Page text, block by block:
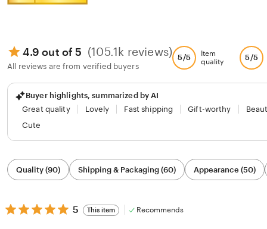
4.9 out of 5 (105.1k reviews)
All reviews are from verified buyers
5/5
Item
quality
5/5
Buyer highlights, summarized by AI
Great quality
Lovely Fast shipping Gift-worthy
Cute
Filter
by
category
Quality (90) Shipping & Packaging (60) Appearance (50)
5
out
5 This item Recommends